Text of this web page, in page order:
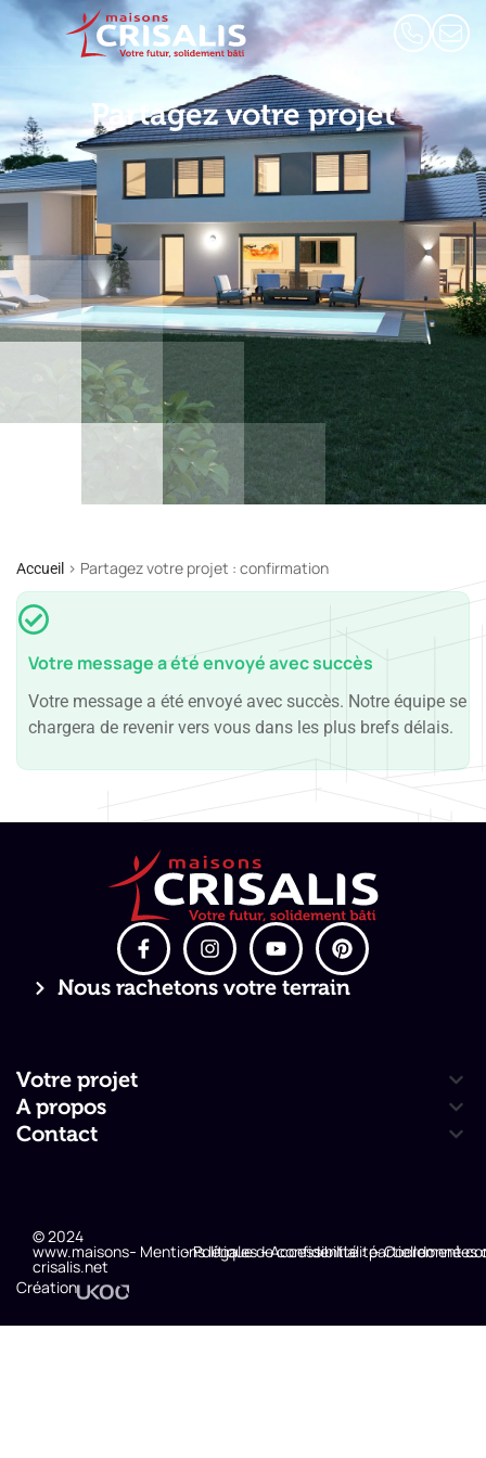
Partagez votre projet
Accueil > Partagez votre projet : confirmation
Votre message a été envoyé avec succès
Votre message a été envoyé avec succès. Notre équipe se
chargera de revenir vers vous dans les plus brefs délais.
Nous rachetons votre terrain
Votre projet
A propos
Contact
© 2024
www.maisons-
crisalis.net
- Mentions légales
- Politique de confidentialité
- Accessibilité : partiellement
- Coordonnées
Création